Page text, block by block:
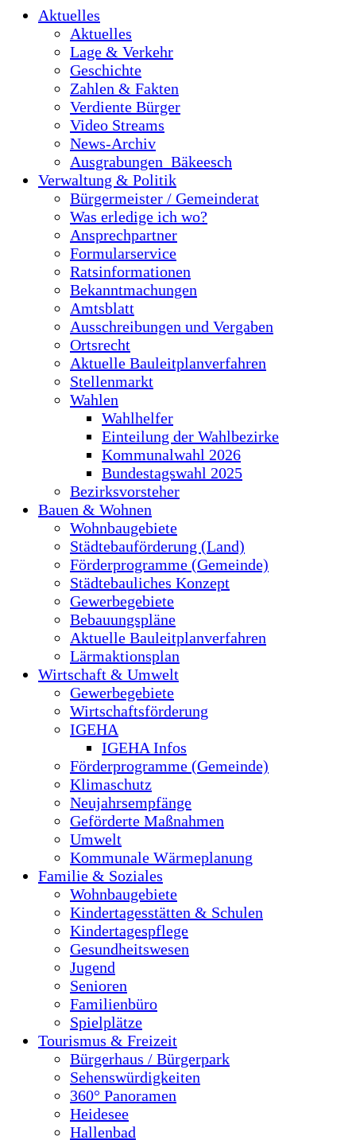
Aktuelles
Aktuelles
Lage & Verkehr
Geschichte
Zahlen & Fakten
Verdiente Bürger
Video Streams
News-Archiv
Ausgrabungen_Bäkeesch
Verwaltung & Politik
Bürgermeister / Gemeinderat
Was erledige ich wo?
Ansprechpartner
Formularservice
Ratsinformationen
Bekanntmachungen
Amtsblatt
Ausschreibungen und Vergaben
Ortsrecht
Aktuelle Bauleitplanverfahren
Stellenmarkt
Wahlen
Wahlhelfer
Einteilung der Wahlbezirke
Kommunalwahl 2026
Bundestagswahl 2025
Bezirksvorsteher
Bauen & Wohnen
Wohnbaugebiete
Städtebauförderung (Land)
Förderprogramme (Gemeinde)
Städtebauliches Konzept
Gewerbegebiete
Bebauungspläne
Aktuelle Bauleitplanverfahren
Lärmaktionsplan
Wirtschaft & Umwelt
Gewerbegebiete
Wirtschaftsförderung
IGEHA
IGEHA Infos
Förderprogramme (Gemeinde)
Klimaschutz
Neujahrsempfänge
Geförderte Maßnahmen
Umwelt
Kommunale Wärmeplanung
Familie & Soziales
Wohnbaugebiete
Kindertagesstätten & Schulen
Kindertagespflege
Gesundheitswesen
Jugend
Senioren
Familienbüro
Spielplätze
Tourismus & Freizeit
Bürgerhaus / Bürgerpark
Sehenswürdigkeiten
360° Panoramen
Heidesee
Hallenbad